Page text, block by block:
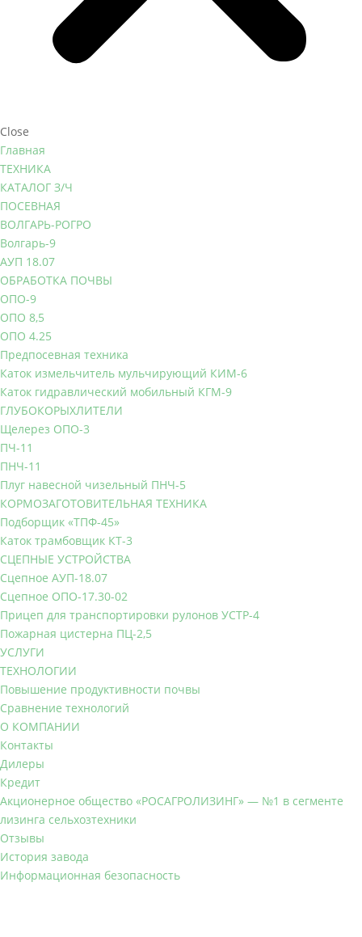
Close
Главная
ТЕХНИКА
КАТАЛОГ З/Ч
ПОСЕВНАЯ
ВОЛГАРЬ-РОГРО
Волгарь-9
АУП 18.07
ОБРАБОТКА ПОЧВЫ
ОПО-9
ОПО 8,5
ОПО 4.25
Предпосевная техника
Каток измельчитель мульчирующий КИМ-6
Каток гидравлический мобильный КГМ-9
ГЛУБОКОРЫХЛИТЕЛИ
Щелерез ОПО-3
ПЧ-11
ПНЧ-11
Плуг навесной чизельный ПНЧ-5
КОРМОЗАГОТОВИТЕЛЬНАЯ ТЕХНИКА
Подборщик «ТПФ-45»
Каток трамбовщик КТ-3
СЦЕПНЫЕ УСТРОЙСТВА
Сцепное АУП-18.07
Сцепное ОПО-17.30-02
Прицеп для транспортировки рулонов УСТР-4
Пожарная цистерна ПЦ-2,5
УСЛУГИ
ТЕХНОЛОГИИ
Повышение продуктивности почвы
Сравнение технологий
О КОМПАНИИ
Контакты
Дилеры
Кредит
Акционерное общество «РОСАГРОЛИЗИНГ» — №1 в сегменте
лизинга сельхозтехники
Отзывы
История завода
Информационная безопасность